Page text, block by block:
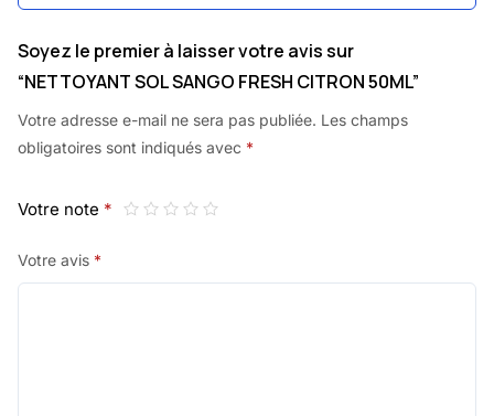
Soyez le premier à laisser votre avis sur
“NETTOYANT SOL SANGO FRESH CITRON 50ML”
Votre adresse e-mail ne sera pas publiée. Les champs
obligatoires sont indiqués avec *
Votre note *
Votre avis *